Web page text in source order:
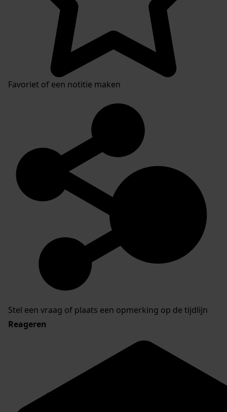
Favoriet of een notitie maken
Stel een vraag of plaats een opmerking op de tijdlijn
Reageren